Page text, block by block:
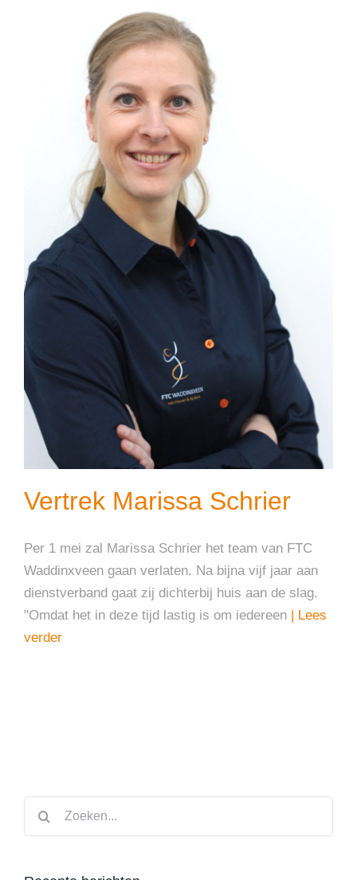
Vertrek Marissa Schrier
Per 1 mei zal Marissa Schrier het team van FTC
Waddinxveen gaan verlaten. Na bijna vijf jaar aan
dienstverband gaat zij dichterbij huis aan de slag.
"Omdat het in deze tijd lastig is om iedereen
| Lees
verder